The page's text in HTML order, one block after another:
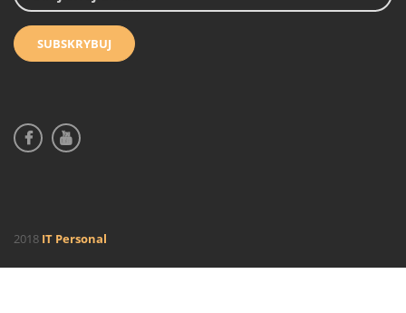
2018 IT Personal